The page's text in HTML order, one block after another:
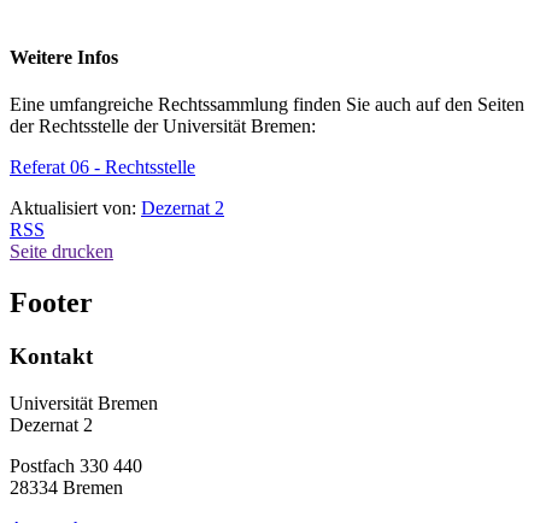
Weitere Infos
Eine umfangreiche Rechtssammlung finden Sie auch auf den Seiten
der Rechtsstelle der Universität Bremen:
Referat 06 - Rechtsstelle
Aktualisiert von: Dezernat 2
RSS
Seite drucken
Footer
Kontakt
Universität Bremen
Dezernat 2
Postfach 330 440
28334 Bremen